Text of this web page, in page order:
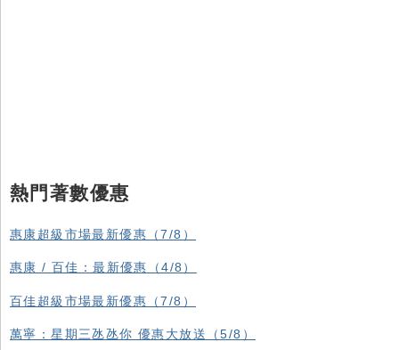
熱門著數優惠
惠康超級市場最新優惠（7/8）
惠康 / 百佳：最新優惠（4/8）
百佳超級市場最新優惠（7/8）
萬寧：星期三氹氹你 優惠大放送（5/8）